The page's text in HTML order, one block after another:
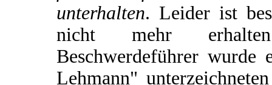
unterhalten. Leider ist
nicht mehr
Beschwerdeführer
Lehmann"